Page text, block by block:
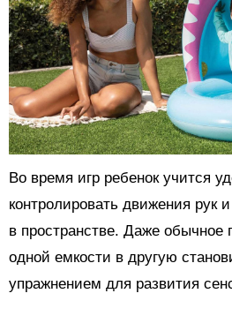
Во время игр ребенок учится
контролировать движения рук
в пространстве. Даже обычное
одной емкости в другую
упражнением для развития